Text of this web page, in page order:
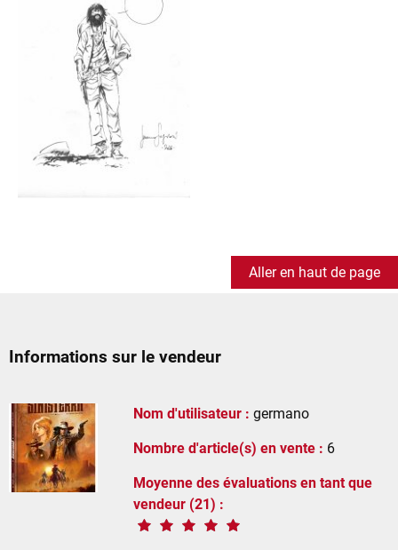
Aller en haut de page
Informations sur le vendeur
Nom d'utilisateur : germano
Nombre d'article(s) en vente : 6
Moyenne des évaluations en tant que
vendeur (21) :